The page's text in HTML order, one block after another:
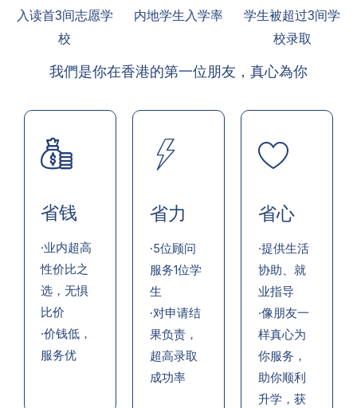
入读首3间志愿学
校
内地学生入学率
学生被超过3间学
校录取
我們是你在香港的第一位朋友，真心為你
省钱
·业内超高
性价比之
选，无惧
比价
·价钱低，
服务优
省力
·5位顾问
服务1位学
生
·对申请结
果负责，
超高录取
成功率
省心
·提供生活
协助、就
业指导
·像朋友一
样真心为
你服务，
助你顺利
升学，获